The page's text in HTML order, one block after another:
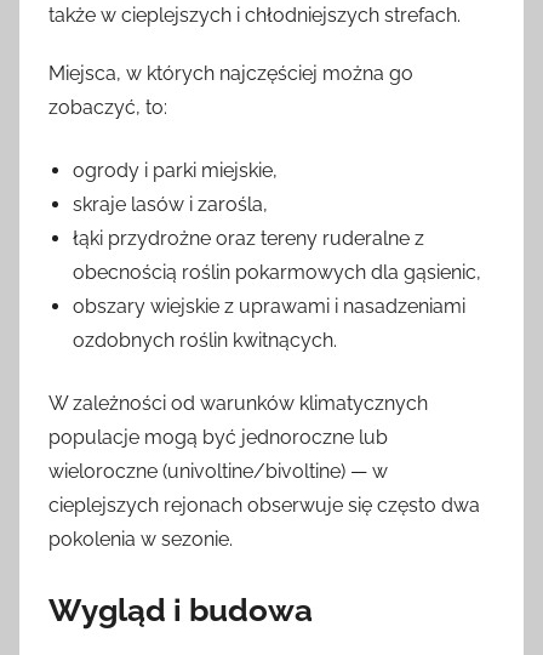
także w cieplejszych i chłodniejszych strefach.
Miejsca, w których najczęściej można go
zobaczyć, to:
ogrody i parki miejskie,
skraje lasów i zarośla,
łąki przydrożne oraz tereny ruderalne z
obecnością roślin pokarmowych dla gąsienic,
obszary wiejskie z uprawami i nasadzeniami
ozdobnych roślin kwitnących.
W zależności od warunków klimatycznych
populacje mogą być jednoroczne lub
wieloroczne (univoltine/bivoltine) — w
cieplejszych rejonach obserwuje się często dwa
pokolenia w sezonie.
Wygląd i budowa